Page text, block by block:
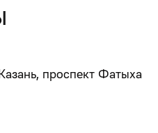
проспект Фатыха